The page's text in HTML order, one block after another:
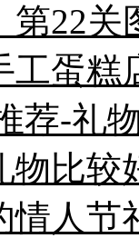
第22
工蛋糕
荐-礼
物比较
情人节